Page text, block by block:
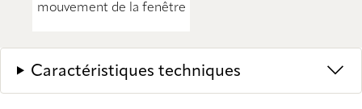
mouvement de la fenêtre
Caractéristiques techniques